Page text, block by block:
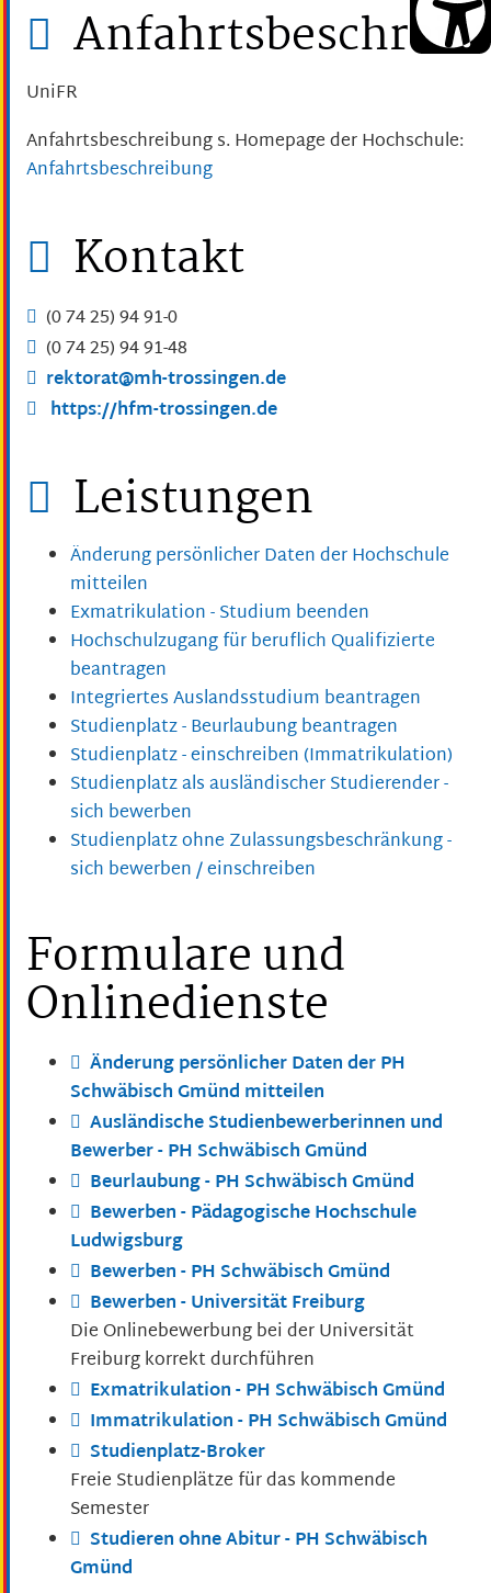
UniFR
Anfahrtsbeschreibung s. Homepage der Hochschule:
Anfahrtsbeschreibung
Kontakt
(07425) 9491-0
(07425) 9491-48
rektorat@mh-trossingen.de
https://hfm-trossingen.de
Leistungen
Änderung persönlicher Daten der Hochschule
mitteilen
Exmatrikulation - Studium beenden
Hochschulzugang für beruflich Qualifizierte
beantragen
Integriertes Auslandsstudium beantragen
Studienplatz - Beurlaubung beantragen
Studienplatz - einschreiben (Immatrikulation)
Studienplatz als ausländischer Studierender -
sich bewerben
Studienplatz ohne Zulassungsbeschränkung -
sich bewerben / einschreiben
Formulare und
Onlinedienste
Änderung persönlicher Daten der PH
Schwäbisch Gmünd mitteilen
Ausländische Studienbewerberinnen und
Bewerber - PH Schwäbisch Gmünd
Beurlaubung - PH Schwäbisch Gmünd
Bewerben - Pädagogische Hochschule
Ludwigsburg
Bewerben - PH Schwäbisch Gmünd
Bewerben - Universität Freiburg
Die Onlinebewerbung bei der Universität
Freiburg korrekt durchführen
Exmatrikulation - PH Schwäbisch Gmünd
Immatrikulation - PH Schwäbisch Gmünd
Studienplatz-Broker
Freie Studienplätze für das kommende
Semester
Studieren ohne Abitur - PH Schwäbisch
Gmünd